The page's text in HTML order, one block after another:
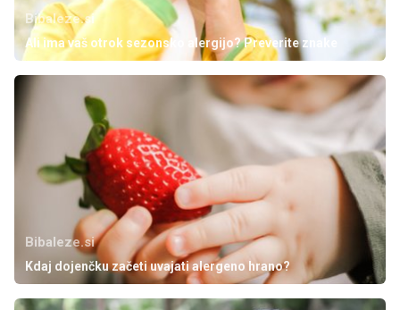
Bibaleze.si
Ali ima vaš otrok sezonsko alergijo? Preverite znake
Bibaleze.si
Kdaj dojenčku začeti uvajati alergeno hrano?